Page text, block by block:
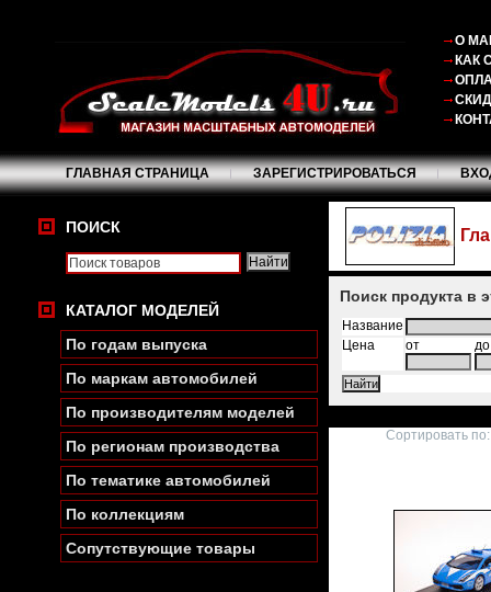
О
КАК
ГЛАВНАЯ СТРАНИЦА ЗАРЕГИСТРИРОВАТЬСЯ
ПОИСК
КАТАЛОГ МОДЕЛЕЙ
По годам выпуска
По маркам автомобилей
По производителям моделей
По регионам производства
По тематике автомобилей
По коллекциям
Сопутствующие товары
Поиск продукта в
Название
Цена
от до
Сортировать